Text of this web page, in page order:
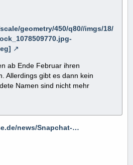
geometry/450/q80//imgs/18/
ab Ende Februar ihren
Allerdings gibt es dann kein
Namen sind nicht mehr
news/Snapchat-…